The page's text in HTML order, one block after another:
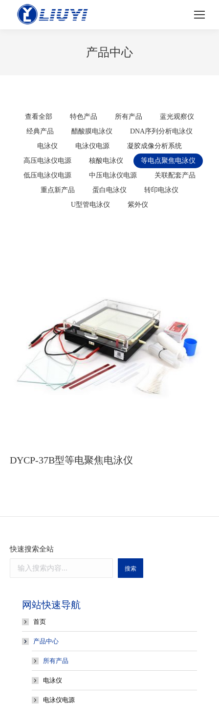
产品中心
查看全部 特色产品 所有产品
蓝光观察仪
经典产品
醋酸膜电泳仪
DNA序列分析电泳仪
电泳仪
电泳仪电源
凝胶成像分析系统
高压电泳仪电源
核酸电泳仪
等电点聚焦电泳仪
低压电泳仪电源
中压电泳仪电源
关联配套产品
重点新产品
蛋白电泳仪
转印电泳仪
U型管电泳仪
紫外仪
DYCP-37B型等电聚焦电泳仪
快速搜索全站
搜索
网站快速导航
首页
产品中心
所有产品
电泳仪
电泳仪电源